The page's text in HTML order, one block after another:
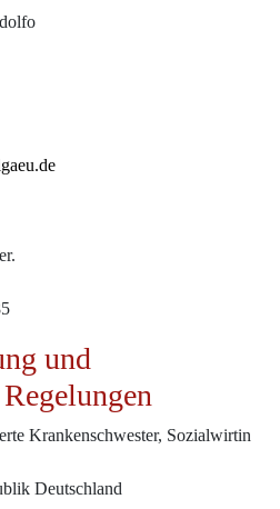
und
Krankenschwester, Sozialwirtin
Deutschland